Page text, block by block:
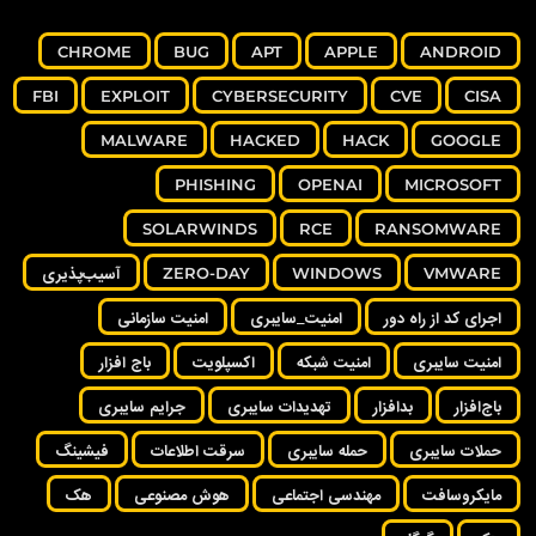
ANDROID
APPLE
APT
BUG
CHROME
CISA
CVE
CYBERSECURITY
EXPLOIT
FBI
GOOGLE
HACK
HACKED
MALWARE
MICROSOFT
OPENAI
PHISHING
RANSOMWARE
RCE
SOLARWINDS
VMWARE
WINDOWS
ZERO-DAY آسیب‌پذیری
اجرای کد از راه دور امنیت_سایبری امنیت سازمانی
امنیت سایبری امنیت شبکه اکسپلویت باج افزار
باج‌افزار بدافزار تهدیدات سایبری جرایم سایبری
حملات سایبری حمله سایبری سرقت اطلاعات فیشینگ
مایکروسافت مهندسی اجتماعی هوش مصنوعی هک